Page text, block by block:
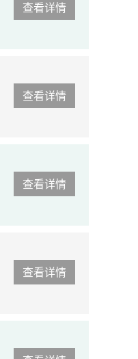
查看详情
查看详情
查看详情
查看详情